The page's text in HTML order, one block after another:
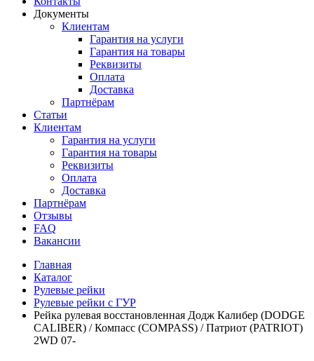
Документы
Клиентам
Гарантия на услуги
Гарантия на товары
Реквизиты
Оплата
Доставка
Партнёрам
Статьи
Клиентам
Гарантия на услуги
Гарантия на товары
Реквизиты
Оплата
Доставка
Партнёрам
Отзывы
FAQ
Вакансии
Главная
Каталог
Рулевые рейки
Рулевые рейки с ГУР
Рейка рулевая восстановленная Додж Калибер (DODGE
CALIBER) / Компасс (COMPASS) / Патриот (PATRIOT)
2WD 07-